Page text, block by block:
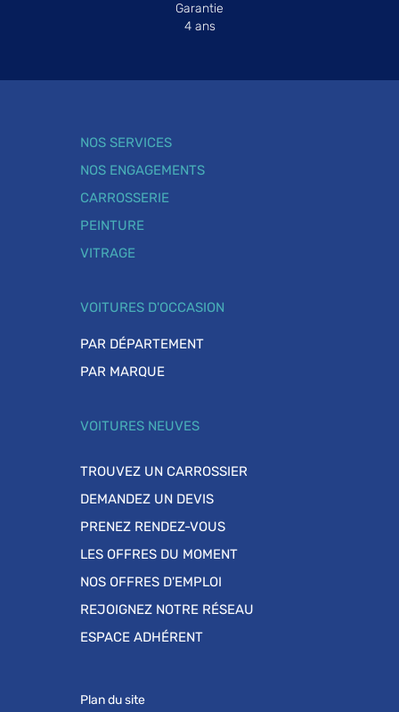
Garantie
4 ans
NOS SERVICES
NOS ENGAGEMENTS
CARROSSERIE
PEINTURE
VITRAGE
VOITURES D'OCCASION
PAR DÉPARTEMENT
PAR MARQUE
VOITURES NEUVES
TROUVEZ UN CARROSSIER
DEMANDEZ UN DEVIS
PRENEZ RENDEZ-VOUS
LES OFFRES DU MOMENT
NOS OFFRES D'EMPLOI
REJOIGNEZ NOTRE RÉSEAU
ESPACE ADHÉRENT
Plan du site